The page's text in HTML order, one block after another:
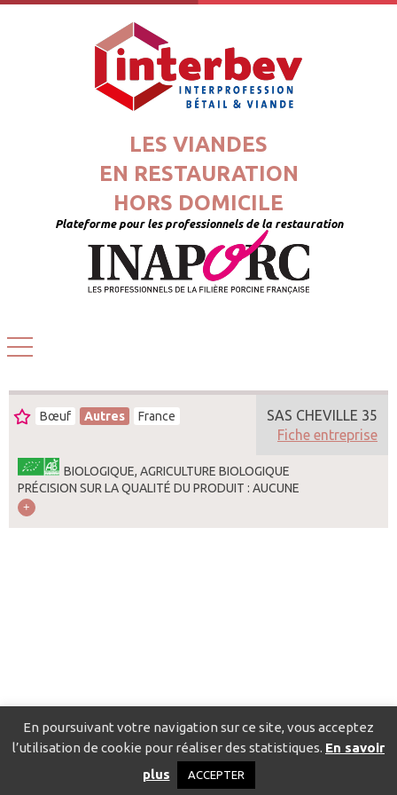
LES VIANDES
EN RESTAURATION
HORS DOMICILE
Plateforme pour les professionnels de la restauration
Bœuf Autres France
BIOLOGIQUE, AGRICULTURE BIOLOGIQUE
PRÉCISION SUR LA QUALITÉ DU PRODUIT : AUCUNE
SAS CHEVILLE 35
Fiche entreprise
Catalogue pour localiser les fournisseurs
Politique de confidentialité
En poursuivant votre navigation sur ce site, vous acceptez
l’utilisation de cookie pour réaliser des statistiques. En savoir
plus
ACCEPTER